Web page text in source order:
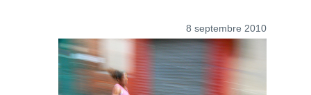
8 septembre 2010